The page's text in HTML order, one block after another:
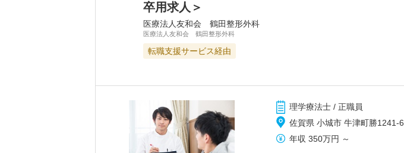
卒用求人＞
医療法人友和会 鶴田整形外科
医療法人友和会 鶴田整形外科
転職支援サービス経由
理学療法士 / 正職員
佐賀県 小城市 牛津町勝1241-6
年収 350万円 ～